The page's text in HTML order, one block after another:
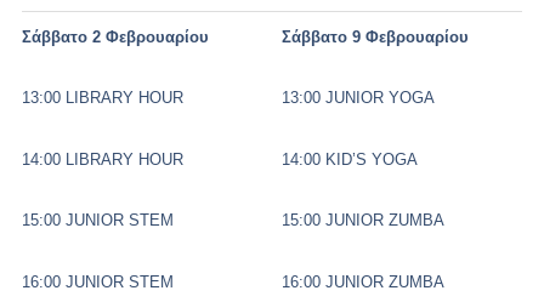
Σάββατο 2 Φεβρουαρίου
13:00 LIBRARY HOUR
14:00 LIBRARY HOUR
15:00 JUNIOR STEM
16:00 JUNIOR STEM
Σάββατο 9 Φεβρουαρίου
13:00 JUNIOR YOGA
14:00 KID’S YOGA
15:00 JUNIOR ZUMBA
16:00 JUNIOR ZUMBA